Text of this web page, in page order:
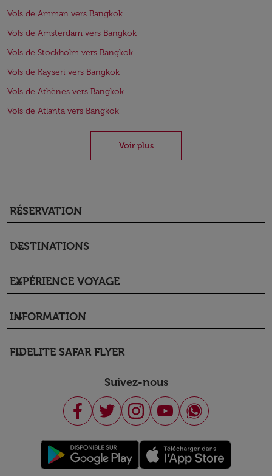
Vols de Amman vers Bangkok
Vols de Amsterdam vers Bangkok
Vols de Stockholm vers Bangkok
Vols de Kayseri vers Bangkok
Vols de Athènes vers Bangkok
Vols de Atlanta vers Bangkok
Voir plus
RÉSERVATION
keyboard_arrow_down
DESTINATIONS
keyboard_arrow_down
EXPÉRIENCE VOYAGE
keyboard_arrow_down
INFORMATION
keyboard_arrow_down
FIDELITE SAFAR FLYER
keyboard_arrow_down
Suivez-nous